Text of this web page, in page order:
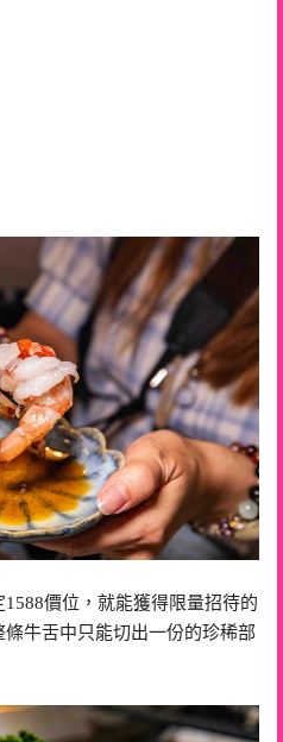
價位，就能獲得限量招待的
條牛舌中只能切出一份的珍稀部